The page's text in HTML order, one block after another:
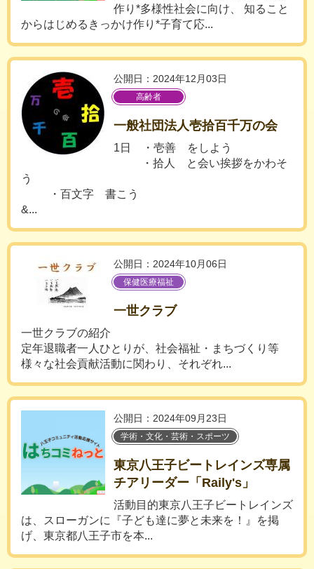
作り*多様性社会に向け、 知ること
からはじめるきっかけ作り*子育て応...
公開日：2024年12月03日
高齢者
一般社団法人壱拾百千万の会
1日 ・壱善 をしよう
・拾人 と会い挨拶をかわそ
う
・百文字 書こう
&...
公開日：2024年10月06日
保健医療福祉
一世クラブ
一世クラブの紹介
定年退職者一人ひとりが、社会福祉・まちづくり等
様々な社会貢献活動に関わり、それぞれ...
公開日：2024年09月23日
学術・文化・芸術・スポーツ
東京八王子ビートレインズ専属
チアリーダー「Raily's」
活動目的東京八王子ビートレインズ
は、スローガンに『子ども達に夢と未来を！』を掲
げ、東京都八王子市を本...